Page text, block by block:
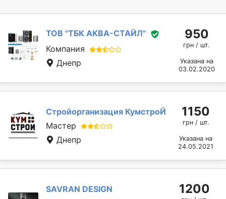
ТОВ "ТБК АКВА-СТАЙЛ"
Компания
Днепр
950
грн / шт.
Указана на
03.02.2020
Стройорганизация КумстроЙ
Мастер
Днепр
1150
грн / шт.
Указана на
24.05.2021
SAVRAN DESIGN
1200